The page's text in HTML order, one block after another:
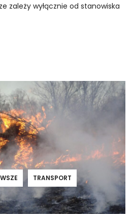
zależy wyłącznie od stanowiska
TRANSPORT